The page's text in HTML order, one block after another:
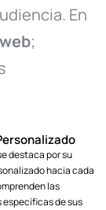
En
;
destaca por su
hacia cada
las
de sus